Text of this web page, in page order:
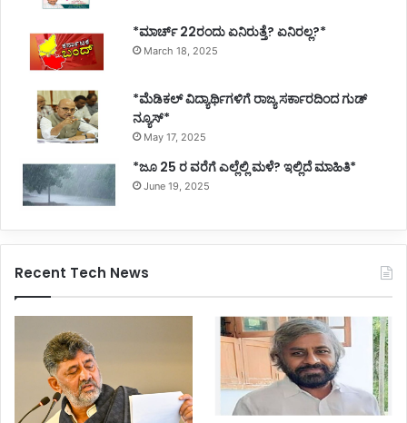
*ಮಾರ್ಚ್ 22ರಂದು ಏನಿರುತ್ತೆ? ಏನಿರಲ್ಲ?*
March 18, 2025
*ಮೆಡಿಕಲ್ ವಿದ್ಯಾರ್ಥಿಗಳಿಗೆ ರಾಜ್ಯ ಸರ್ಕಾರದಿಂದ ಗುಡ್
ನ್ಯೂಸ್*
May 17, 2025
*ಜೂ 25 ರ ವರೆಗೆ ಎಲ್ಲೆಲ್ಲಿ ಮಳೆ? ಇಲ್ಲಿದೆ ಮಾಹಿತಿ*
June 19, 2025
Recent Tech News